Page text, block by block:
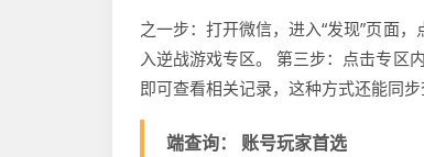
之一步：打开微信，进入“发现”页面
入逆战游戏专区。 第三步：点击专区
即可查看相关记录，这种方式还能同
端查询： 账号玩家首选